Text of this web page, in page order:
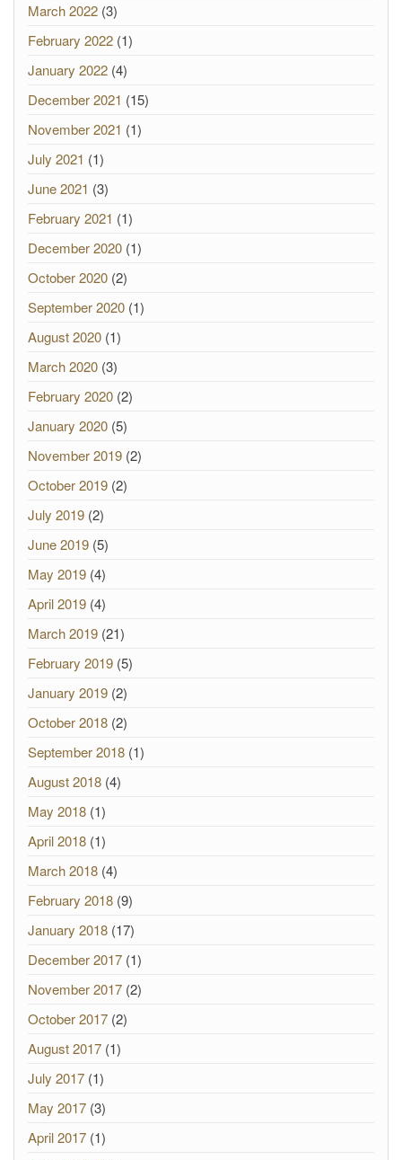
March 2022 (3)
February 2022 (1)
January 2022 (4)
December 2021 (15)
November 2021 (1)
July 2021 (1)
June 2021 (3)
February 2021 (1)
December 2020 (1)
October 2020 (2)
September 2020 (1)
August 2020 (1)
March 2020 (3)
February 2020 (2)
January 2020 (5)
November 2019 (2)
October 2019 (2)
July 2019 (2)
June 2019 (5)
May 2019 (4)
April 2019 (4)
March 2019 (21)
February 2019 (5)
January 2019 (2)
October 2018 (2)
September 2018 (1)
August 2018 (4)
May 2018 (1)
April 2018 (1)
March 2018 (4)
February 2018 (9)
January 2018 (17)
December 2017 (1)
November 2017 (2)
October 2017 (2)
August 2017 (1)
July 2017 (1)
May 2017 (3)
April 2017 (1)